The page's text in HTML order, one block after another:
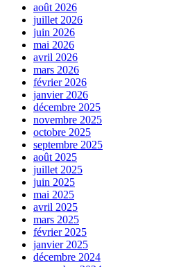
août 2026
juillet 2026
juin 2026
mai 2026
avril 2026
mars 2026
février 2026
janvier 2026
décembre 2025
novembre 2025
octobre 2025
septembre 2025
août 2025
juillet 2025
juin 2025
mai 2025
avril 2025
mars 2025
février 2025
janvier 2025
décembre 2024